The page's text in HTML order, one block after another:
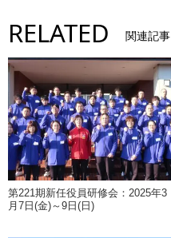
RELATED 関連記事
第221期新任役員研修会：2025年3
月7日(金)～9日(日)